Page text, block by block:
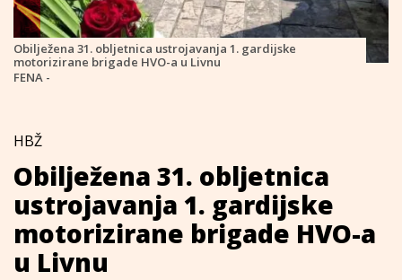
Obilježena 31. obljetnica ustrojavanja 1. gardijske
motorizirane brigade HVO-a u Livnu
FENA -
HBŽ
Obilježena 31. obljetnica
ustrojavanja 1. gardijske
motorizirane brigade HVO-a
u Livnu